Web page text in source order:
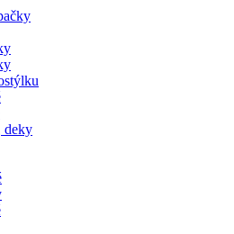
deky